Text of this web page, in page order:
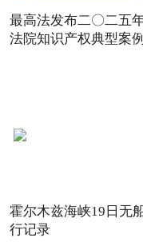
最高法发布二〇二五
法院知识产权典型
霍尔木兹海峡19日无
行记录